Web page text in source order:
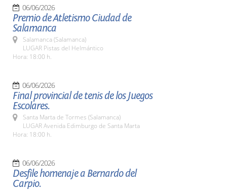
06/06/2026
Premio de Atletismo Ciudad de
Salamanca
Salamanca (Salamanca)
LUGAR Pistas del Helmántico
Hora: 18:00 h.
06/06/2026
Final provincial de tenis de los Juegos
Escolares.
Santa Marta de Tormes (Salamanca)
LUGAR Avenida Edimburgo de Santa Marta
Hora: 18:00 h.
06/06/2026
Desfile homenaje a Bernardo del
Carpio.